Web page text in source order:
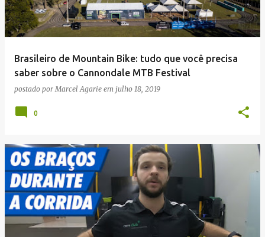
Brasileiro de Mountain Bike: tudo que você precisa
saber sobre o Cannondale MTB Festival
postado porMarcel Agarie em julho 18, 2019
0